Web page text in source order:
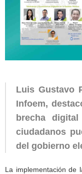
Luis Gustavo
Infoem,
brecha
ciudadanos
del gobierno
La implementación de